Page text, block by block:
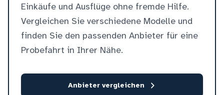
Einkäufe und Ausflüge ohne fremde Hilfe.
Vergleichen Sie verschiedene Modelle und
finden Sie den passenden Anbieter für eine
Probefahrt in Ihrer Nähe.
Anbieter vergleichen